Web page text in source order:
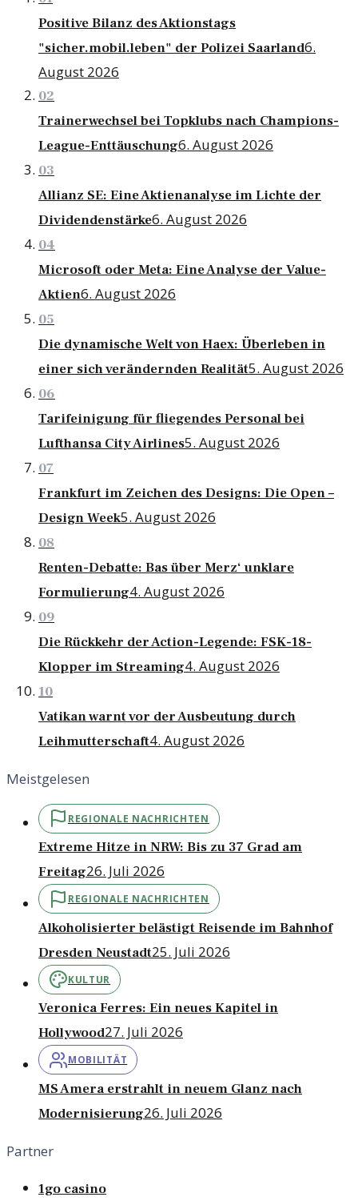
Positive Bilanz des Aktionstags
"sicher.mobil.leben" der Polizei Saarland6.
August 2026
02
Trainerwechsel bei Topklubs nach Champions-
League-Enttäuschung6. August 2026
03
Allianz SE: Eine Aktienanalyse im Lichte der
Dividendenstärke6. August 2026
04
Microsoft oder Meta: Eine Analyse der Value-
Aktien6. August 2026
05
Die dynamische Welt von Haex: Überleben in
einer sich verändernden Realität5. August 2026
06
Tarifeinigung für fliegendes Personal bei
Lufthansa City Airlines5. August 2026
07
Frankfurt im Zeichen des Designs: Die Open –
Design Week5. August 2026
08
Renten-Debatte: Bas über Merz‘ unklare
Formulierung4. August 2026
09
Die Rückkehr der Action-Legende: FSK-18-
Klopper im Streaming4. August 2026
10
Vatikan warnt vor der Ausbeutung durch
Leihmutterschaft4. August 2026
Meistgelesen
REGIONALE NACHRICHTEN
Extreme Hitze in NRW: Bis zu 37 Grad am
Freitag26. Juli 2026
REGIONALE NACHRICHTEN
Alkoholisierter belästigt Reisende im Bahnhof
Dresden Neustadt25. Juli 2026
KULTUR
Veronica Ferres: Ein neues Kapitel in
Hollywood27. Juli 2026
MOBILITÄT
MS Amera erstrahlt in neuem Glanz nach
Modernisierung26. Juli 2026
Partner
1go casino